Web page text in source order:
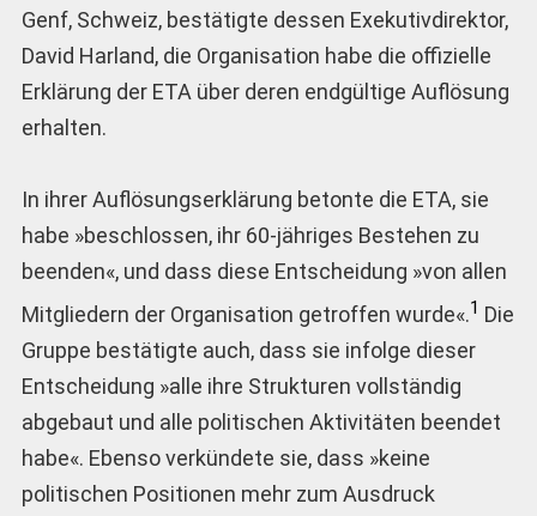
Genf, Schweiz, bestätigte dessen Exekutivdirektor,
David Harland, die Organisation habe die offizielle
Erklärung der ETA über deren endgültige Auflösung
erhalten.
In ihrer Auflösungserklärung betonte die ETA, sie
habe »beschlossen, ihr 60-jähriges Bestehen zu
beenden«, und dass diese Entscheidung »von allen
Mitgliedern der Organisation getroffen wurde«.1 Die
Gruppe bestätigte auch, dass sie infolge dieser
Entscheidung »alle ihre Strukturen vollständig
abgebaut und alle politischen Aktivitäten beendet
habe«. Ebenso verkündete sie, dass »keine
politischen Positionen mehr zum Ausdruck